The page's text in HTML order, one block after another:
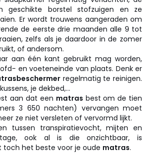
geschikte borstel stofzuigen en ze
Er wordt trouwens aangeraden om
de eerste drie maanden alle 9 tot
zelfs als je daardoor in de zomer
of andersom.
aan één kant gebruikt mag worden,
en voeteneinde van plaats. Denk er
regelmatig te reinigen.
je dekbed,…
aan dat een matras best om de tien
3 650 nachten) vervangen moet
ze niet versleten of vervormd lijkt.
tussen transpiratievocht, mijten en
ook al is die onzichtbaar, is
toch het beste voor je oude matras.